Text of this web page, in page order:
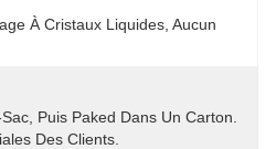
À Cristaux Liquides, Aucun
Puis Paked Dans Un Carton.
Des Clients.